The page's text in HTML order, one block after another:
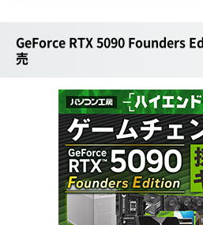
GeForce RTX 5090 Founders
売